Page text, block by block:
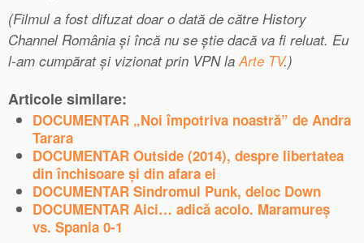
(Filmul a fost difuzat doar o dată de către History
Channel România și încă nu se știe dacă va fi reluat. Eu
l-am cumpărat și vizionat prin VPN la Arte TV.)
Articole similare:
DOCUMENTAR „Noi împotriva noastră” de Andra
Tarara
DOCUMENTAR Outside (2014), despre libertatea
din închisoare și din afara ei
DOCUMENTAR Sindromul Punk, deloc Down
DOCUMENTAR Aici… adică acolo. Maramureș
vs. Spania 0-1